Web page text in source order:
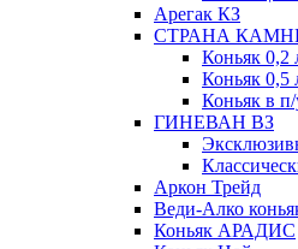
Арегак КЗ
СТРАНА
Коньяк 0,2
Коньяк 0,5
Коньяк в
ГИНЕВАН ВЗ
Аркон Трейд
Веди-Алко
Коньяк АРАДИС